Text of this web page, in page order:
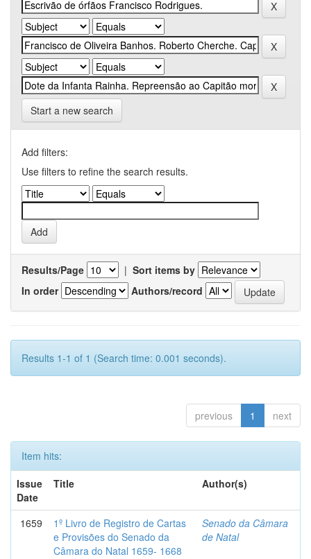
Start a new search
Add filters:
Use filters to refine the search results.
Results/Page | Sort items by
In order
Authors/record
Results 1-1 of 1 (Search time: 0.001 seconds).
previous 1 next
Item hits:
Issue
Date
Title Author(s)
1659
1º Livro de Registro de Cartas
e Provisões do Senado da
Câmara do Natal 1659- 1668
Senado da Câmara
de Natal